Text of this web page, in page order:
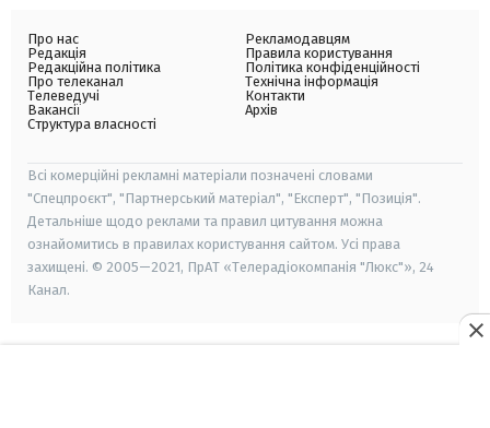
Про нас
Редакція
Редакційна політика
Про телеканал
Телеведучі
Вакансії
Структура власності
Рекламодавцям
Правила користування
Політика конфіденційності
Технічна інформація
Контакти
Архів
Всі комерційні рекламні матеріали позначені словами
"Спецпроєкт", "Партнерський матеріал", "Експерт", "Позиція".
Детальніше щодо реклами та правил цитування можна
ознайомитись в правилах користування сайтом. Усі права
захищені. © 2005—2021, ПрАТ «Телерадіокомпанія "Люкс"», 24
Канал.